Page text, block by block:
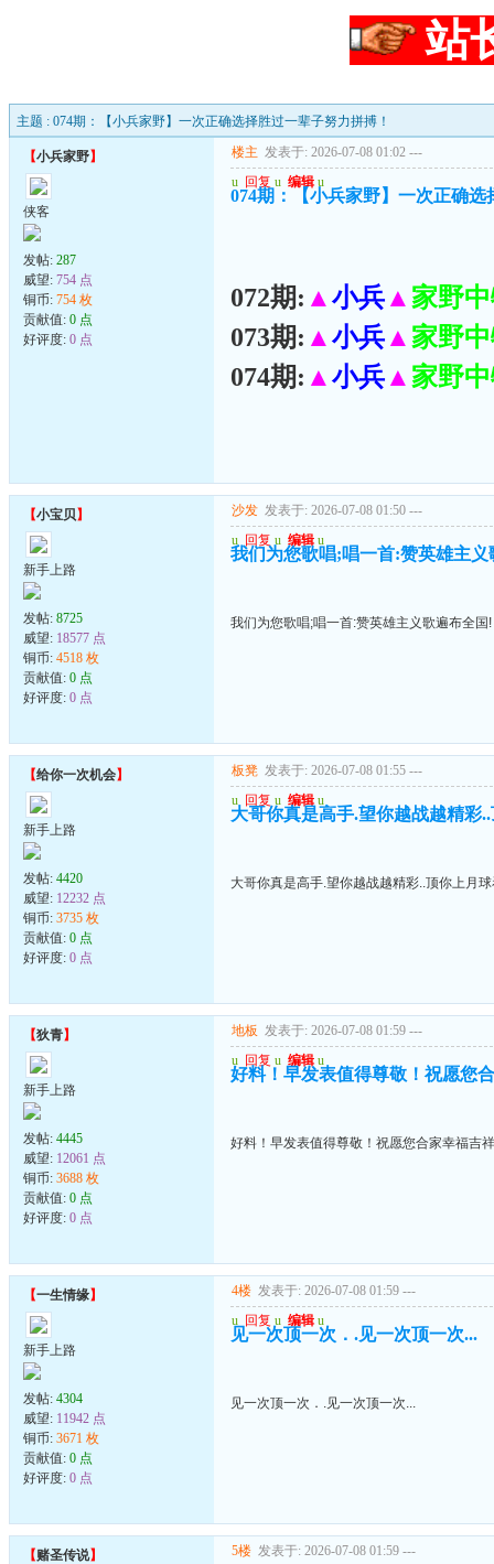
站
主题 : 074期：【小兵家野】一次正确选择胜过一辈子努力拼搏！
【小兵家野】
侠客
发帖: 287
威望: 754 点
铜币: 754 枚
贡献值: 0 点
好评度: 0 点
楼主 发表于: 2026-07-08 01:02 ---
u 回复 u 编辑 u
074期：【小兵家野】一次正确
072期: ▲小兵▲ 家野
073期: ▲小兵▲ 家野
074期: ▲小兵▲ 家野
【小宝贝】
新手上路
发帖: 8725
威望: 18577 点
铜币: 4518 枚
贡献值: 0 点
好评度: 0 点
沙发 发表于: 2026-07-08 01:50 ---
u 回复 u 编辑 u
我们为您歌唱;唱一首:赞英雄主义
我们为您歌唱;唱一首:赞英雄主义歌遍布全国!
【给你一次机会】
新手上路
发帖: 4420
威望: 12232 点
铜币: 3735 枚
贡献值: 0 点
好评度: 0 点
板凳 发表于: 2026-07-08 01:55 ---
u 回复 u 编辑 u
大哥你真是高手.望你越战越精彩
大哥你真是高手.望你越战越精彩..顶你上月
【狄青】
新手上路
发帖: 4445
威望: 12061 点
铜币: 3688 枚
贡献值: 0 点
好评度: 0 点
地板 发表于: 2026-07-08 01:59 ---
u 回复 u 编辑 u
好料！早发表值得尊敬！祝愿您
好料！早发表值得尊敬！祝愿您合家幸福吉
【一生情缘】
新手上路
发帖: 4304
威望: 11942 点
铜币: 3671 枚
贡献值: 0 点
好评度: 0 点
4楼 发表于: 2026-07-08 01:59 ---
u 回复 u 编辑 u
见一次顶一次．.见一次顶一次...
见一次顶一次．.见一次顶一次...
【赌圣传说】 5楼 发表于: 2026-07-08 01:59 ---